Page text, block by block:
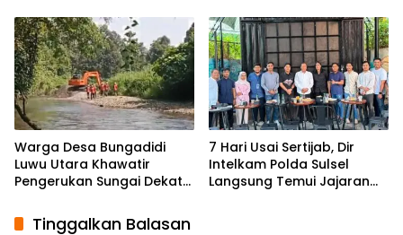
ASN
Cegah Anak Miskin
Spiritualitas
Warga Desa Bungadidi
Luwu Utara Khawatir
Pengerukan Sungai Dekat
Jembatan Provinsi
7 Hari Usai Sertijab, Dir
Intelkam Polda Sulsel
Langsung Temui Jajaran
Tinggalkan Balasan